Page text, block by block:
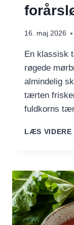
16. maj 2026
En klassisk
røgede
almindelig
tærten
fuldkorns
LÆS VIDERE